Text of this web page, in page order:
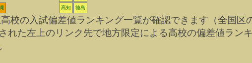
高知 徳島
の入試偏差値ランキング一覧が確認できます（全国区
れた左上のリンク先で地方限定による高校の偏差値ラン